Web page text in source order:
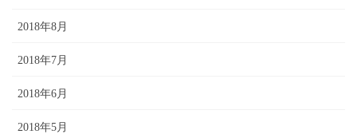
2018年8月
2018年7月
2018年6月
2018年5月